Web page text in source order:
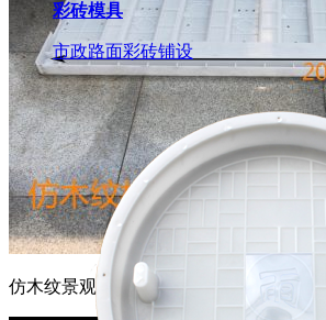
彩砖模具
市政路面彩砖铺设
仿木纹景观栏片模具反面